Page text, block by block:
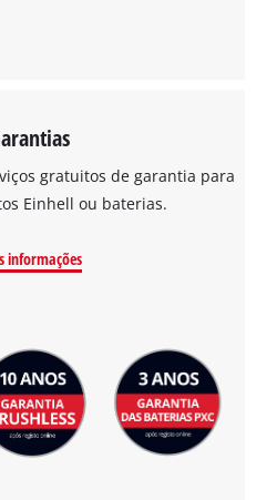
gratuitos de garantia para
Einhell ou baterias.
informações